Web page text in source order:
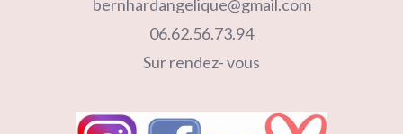
bernhardangelique@gmail.com
06.62.56.73.94
Sur rendez- vous